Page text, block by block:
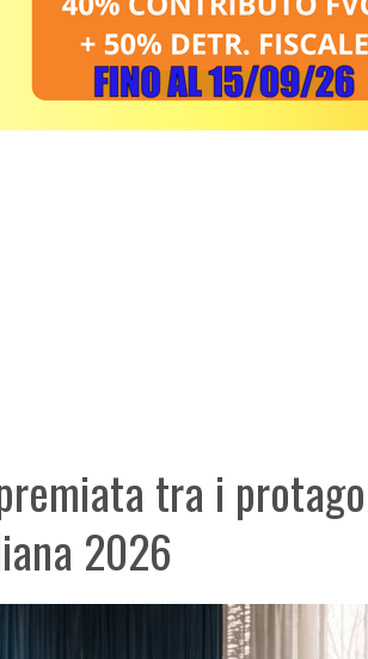
tra i
2026